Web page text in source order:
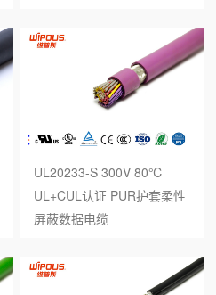
UL20233-S 300V 80℃
UL+CUL认证 PUR护套柔性
屏蔽数据电缆